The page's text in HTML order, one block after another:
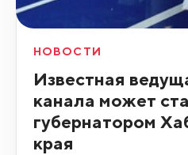
НОВОСТИ
Известная
канала может
губернатором
края